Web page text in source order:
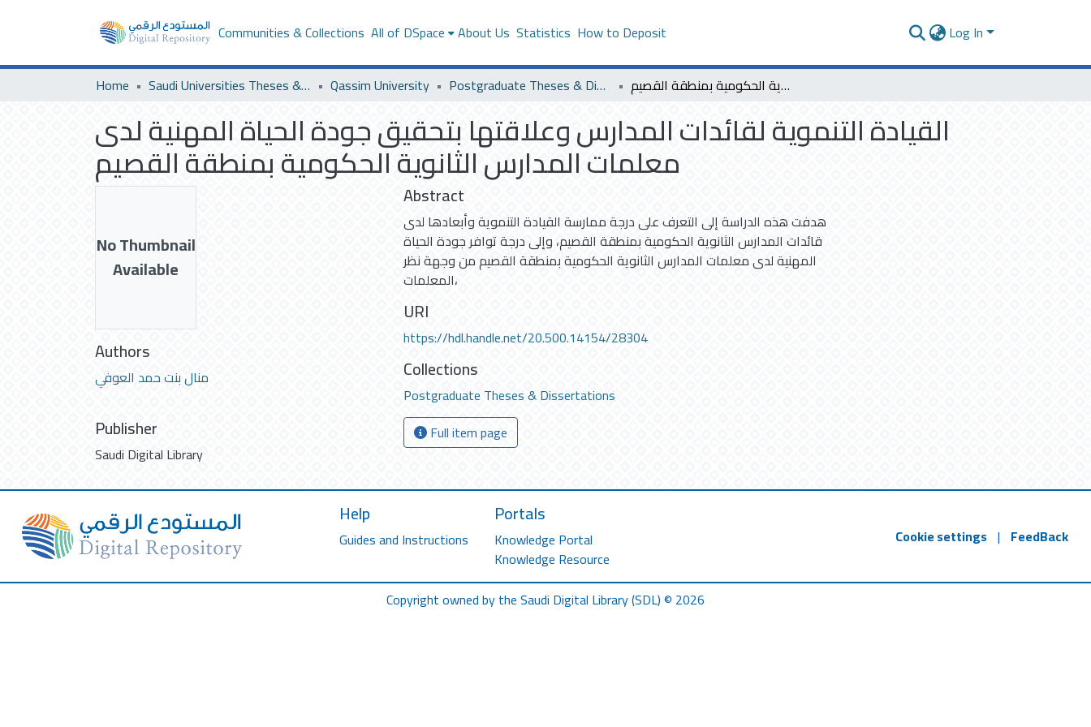
Communities & Collections All of DSpace About Us Statistics How to Deposit Log In
Home Saudi Universities Theses & Dissertations Qassim University Postgraduate Theses & Dissertations القيادة التنموية لقائدات المدارس وعلاقتها بتحقيق جودة الحياة المهنية لدى معلمات المدارس الثانوية الحكومية بمنطقة القصيم
القيادة التنموية لقائدات المدارس وعلاقتها بتحقيق جودة الحياة المهنية لدى
معلمات المدارس الثانوية الحكومية بمنطقة القصيم
No Thumbnail
Available
Authors
منال بنت حمد العوفي
Publisher
Saudi Digital Library
Abstract
هدفت هذه الدراسة إلى التعرف على درجة ممارسة القيادة التنموية وأبعادها لدى
قائدات المدارس الثانوية الحكومية بمنطقة القصيم، وإلى درجة توافر جودة الحياة
المهنية لدى معلمات المدارس الثانوية الحكومية بمنطقة القصيم من وجهة نظر
المعلمات،
URI
https://hdl.handle.net/20.500.14154/28304
Collections
Postgraduate Theses & Dissertations
Full item page
Help
Guides and Instructions
Portals
Knowledge Portal
Knowledge Resource
Cookie settings | FeedBack
Copyright owned by the Saudi Digital Library (SDL) © 2026